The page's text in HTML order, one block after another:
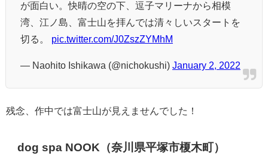
が面白い。快晴の空の下、逗子マリーナから相模
湾、江ノ島、富士山を拝んでは清々しいスタートを
切る。 pic.twitter.com/J0ZszZYMhM
— Naohito Ishikawa (@nichokushi) January 2, 2022
残念、作中では富士山が見えませんでした！
dog spa NOOK（奈川県平塚市榎木町）